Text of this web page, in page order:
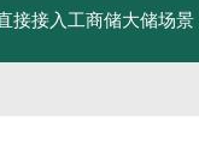
接接入工商储大储场景